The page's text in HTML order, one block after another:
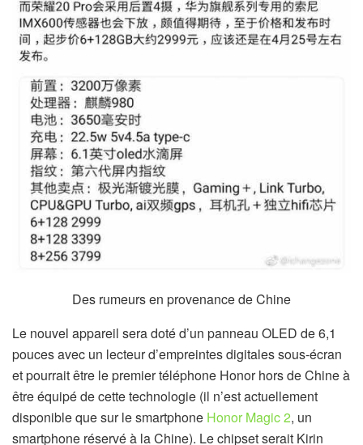
Des rumeurs en provenance de Chine
Le nouvel appareil sera doté d’un panneau OLED de 6,1
pouces avec un lecteur d’empreintes digitales sous-écran
et pourrait être le premier téléphone Honor hors de Chine à
être équipé de cette technologie (il n’est actuellement
disponible que sur le smartphone Honor Magic 2, un
smartphone réservé à la Chine). Le chipset serait Kirin